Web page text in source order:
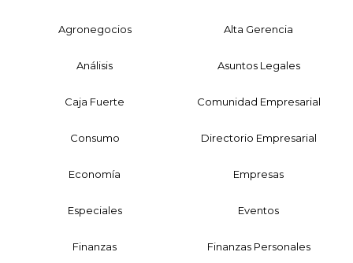
Agronegocios Alta Gerencia
Análisis Asuntos Legales
Caja Fuerte Comunidad Empresarial
Consumo Directorio Empresarial
Economía Empresas
Especiales Eventos
Finanzas Finanzas Personales